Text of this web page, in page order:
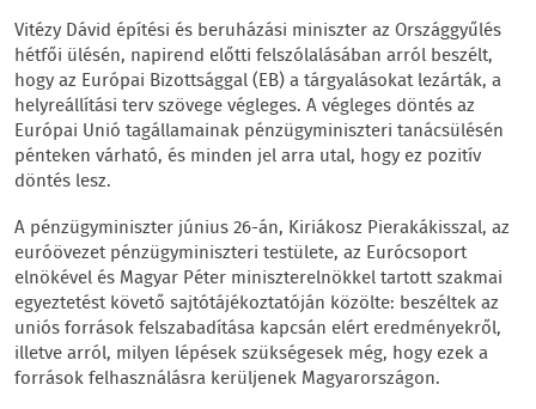
Vitézy Dávid építési és beruházási miniszter az Országgyűlés
hétfői ülésén, napirend előtti felszólalásában arról beszélt,
hogy az Európai Bizottsággal (EB) a tárgyalásokat lezárták, a
helyreállítási terv szövege végleges. A végleges döntés az
Európai Unió tagállamainak pénzügyminiszteri tanácsülésén
pénteken várható, és minden jel arra utal, hogy ez pozitív
döntés lesz.
A pénzügyminiszter június 26-án, Kiriákosz Pierakákisszal, az
euróövezet pénzügyminiszteri testülete, az Eurócsoport
elnökével és Magyar Péter miniszterelnökkel tartott szakmai
egyeztetést követő sajtótájékoztatóján közölte: beszéltek az
uniós források felszabadítása kapcsán elért eredményekről,
illetve arról, milyen lépések szükségesek még, hogy ezek a
források felhasználásra kerüljenek Magyarországon.